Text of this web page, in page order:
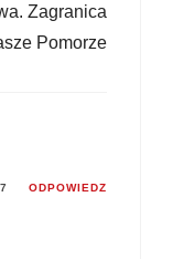
Zagranica
Pomorze
ODPOWIEDZ